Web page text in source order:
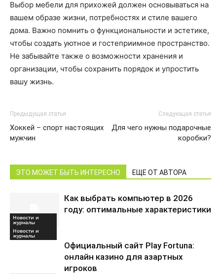
Выбор мебели для прихожей должен основываться на
вашем образе жизни, потребностях и стиле вашего
дома. Важно помнить о функциональности и эстетике,
чтобы создать уютное и гостеприимное пространство.
Не забывайте также о возможности хранения и
организации, чтобы сохранить порядок и упростить
вашу жизнь.
Предыдущая статья
Хоккей – спорт настоящих
мужчин
Следующая статья
Для чего нужны подарочные
коробки?
ЭТО МОЖЕТ БЫТЬ ИНТЕРЕСНО ЕЩЕ ОТ АВТОРА
Новости и
журналы
Как выбрать компьютер в 2026
году: оптимальные характеристики
Новости и
журналы
Официальный сайт Play Fortuna:
онлайн казино для азартных
игроков